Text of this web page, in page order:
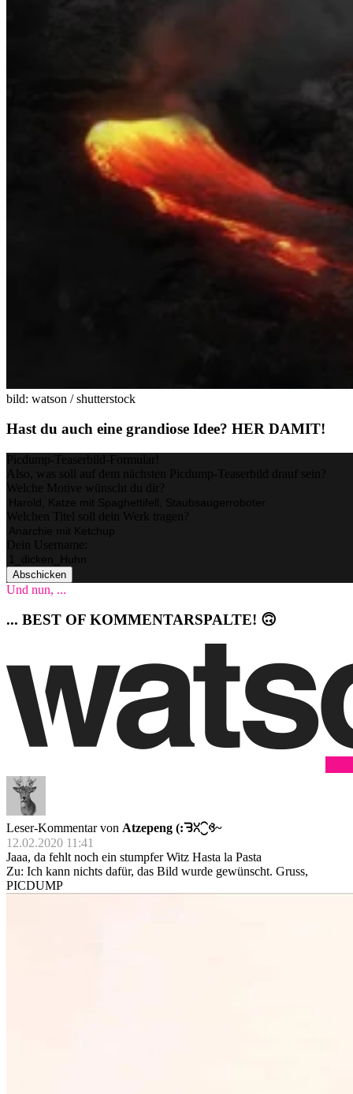
bild: watson / shutterstock
Hast du auch eine grandiose Idee? HER DAMIT!
Picdump-Teaserbild-Formular!
Also, was soll auf dem nächsten Picdump-Teaserbild drauf sein?
Welche Motive wünscht du dir?
Welchen Titel soll dein Werk tragen?
Dein Username:
Abschicken
Und nun, ...
... BEST OF KOMMENTARSPALTE! 🙃
Leser-Kommentar von Atzepeng (:ᘌꇤ⁐ꃳ~
12.02.2020 11:41
Jaaa, da fehlt noch ein stumpfer Witz Hasta la Pasta
Zu: Ich kann nichts dafür, das Bild wurde gewünscht. Gruss,
PICDUMP